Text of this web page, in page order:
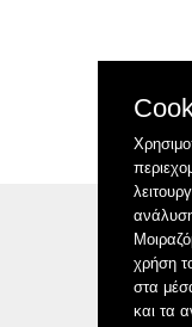
χρήση
στα
και τα